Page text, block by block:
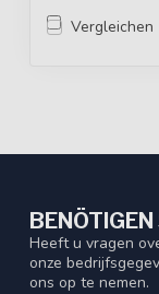
Vergleichen
Heeft u vragen
onze
ons op te nemen.